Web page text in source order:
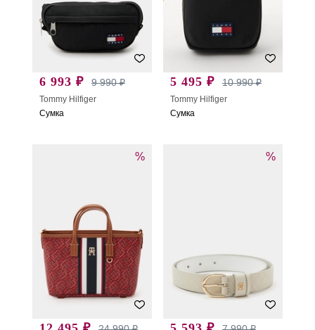
6 993 ₽ 9 990 ₽
Tommy Hilfiger
Сумка
5 495 ₽ 10 990 ₽
Tommy Hilfiger
Сумка
% %